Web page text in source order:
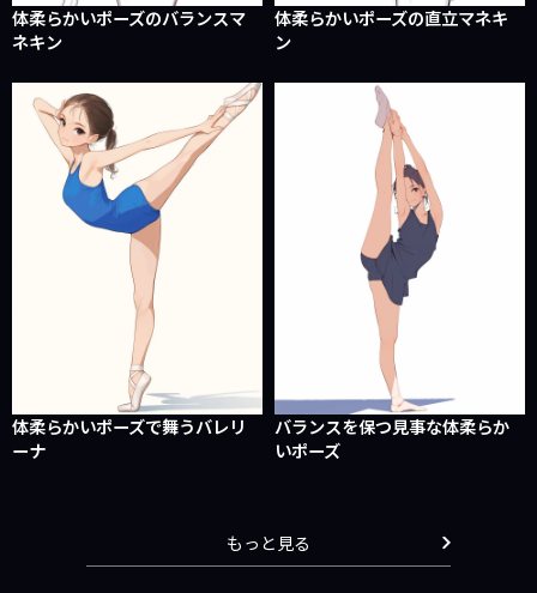
体柔らかいポーズのバランスマ
ネキン
体柔らかいポーズの直立マネキ
ン
体柔らかいポーズで舞うバレリ
ーナ
バランスを保つ見事な体柔らか
いポーズ
もっと見る